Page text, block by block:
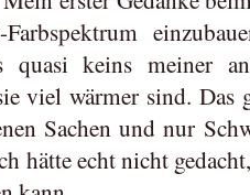
Farbspektrum
quasi keins meiner
viel wärmer sind.
Sachen und nur
hätte echt nicht